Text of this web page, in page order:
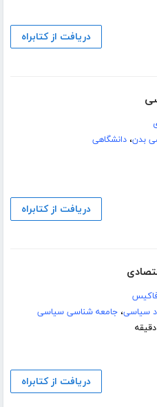
دریافت از کتابراه
بدن،دانشگاهی
دریافت از کتابراه
سیاسی،جامعه شناسی سیاسی
دریافت از کتابراه